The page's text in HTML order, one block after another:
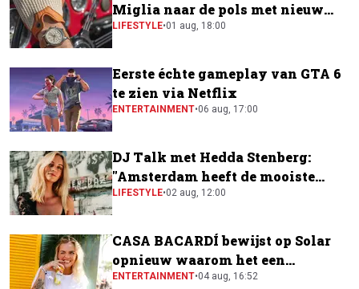
Miglia naar de pols met nieuw
horloge
LIFESTYLE•01 aug, 18:00
Eerste échte gameplay van GTA 6
te zien via Netflix
ENTERTAINMENT•06 aug, 17:00
DJ Talk met Hedda Stenberg:
"Amsterdam heeft de mooiste
festivalscene van Europa"
LIFESTYLE•02 aug, 12:00
CASA BACARDÍ bewijst op Solar
opnieuw waarom het een
festivalfavoriet is
ENTERTAINMENT•04 aug, 16:52